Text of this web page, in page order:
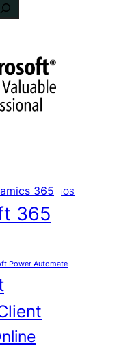
365 iOS
365
Power Automate